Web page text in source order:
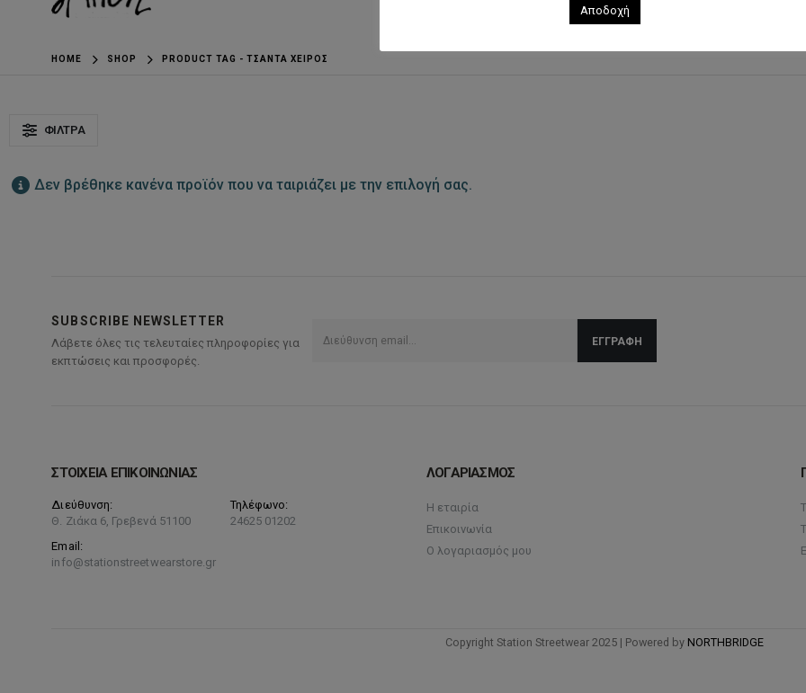
HOME SHOP PRODUCT TAG -ΤΣΆΝΤΑ ΧΕΙΡΌΣ
ΦΊΛΤΡΑ
Δεν βρέθηκε κανένα προϊόν που να ταιριάζει με την επιλογή σας.
SUBSCRIBE NEWSLETTER
Λάβετε όλες τις τελευταίες πληροφορίες για
εκπτώσεις και προσφορές.
ΣΤΟΙΧΕΙΑ ΕΠΙΚΟΙΝΩΝΙΑΣ
Διεύθυνση:
Θ. Ζιάκα 6, Γρεβενά 51100
Τηλέφωνο:
24625 01202
Email:
info@stationstreetwearstore.gr
ΛΟΓΑΡΙΑΣΜΟΣ
Η εταιρία
Επικοινωνία
Ο λογαριασμός μου
Copyright Station Streetwear 2025 | Powered by NORTHBRIDGE
Αποδοχή